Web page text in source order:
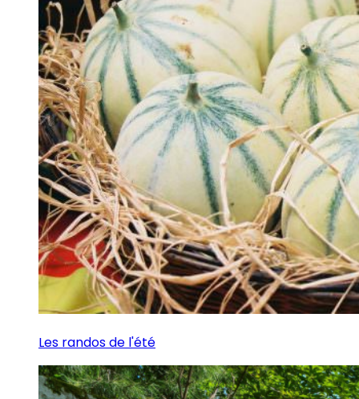
Les randos de l'été